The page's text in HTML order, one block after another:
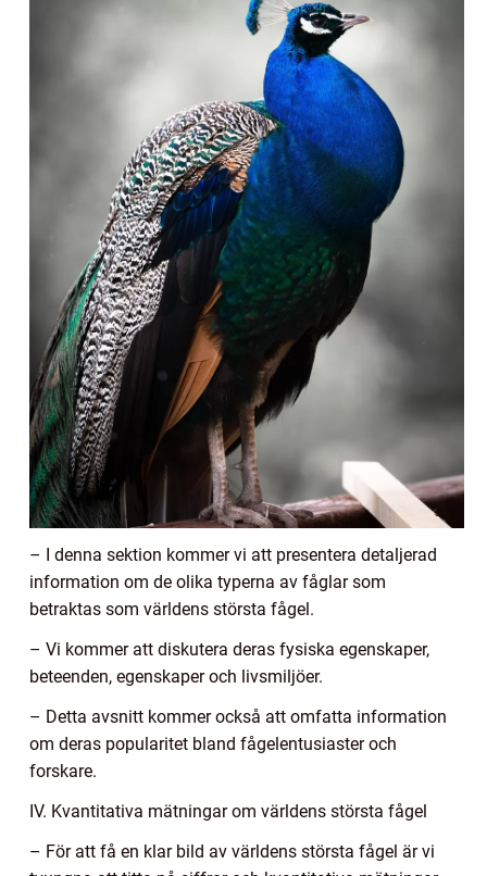
– I denna sektion kommer vi att presentera detaljerad
information om de olika typerna av fåglar som
betraktas som världens största fågel.
– Vi kommer att diskutera deras fysiska egenskaper,
beteenden, egenskaper och livsmiljöer.
– Detta avsnitt kommer också att omfatta information
om deras popularitet bland fågelentusiaster och
forskare.
IV. Kvantitativa mätningar om världens största fågel
– För att få en klar bild av världens största fågel är vi